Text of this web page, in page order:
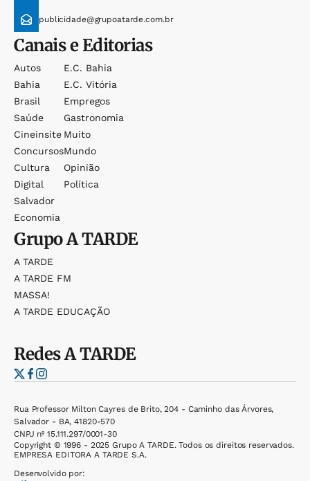
publicidade@grupoatarde.com.br
Canais e Editorias
Autos
Bahia
Brasil
Saúde
Cineinsite
Concursos
Cultura
Digital
Salvador
Economia
E.c. Bahia
E.c. Vitória
Empregos
Gastronomia
Muito
Mundo
Opinião
Política
GrupoA TARDE
A TARDE
A TARDE FM
MASSA!
A TARDE EDUCAÇÃO
RedesA TARDE
Rua Professor Milton Cayres de Brito, 204 - Caminho das Árvores,
Salvador - BA, 41820-570
CNPJ nº 15.111.297/0001-30
Copyright © 1996 - 2025 Grupo A TARDE. Todos os direitos reservados.
EMPRESA EDITORA A TARDE S.A.
Desenvolvido por: